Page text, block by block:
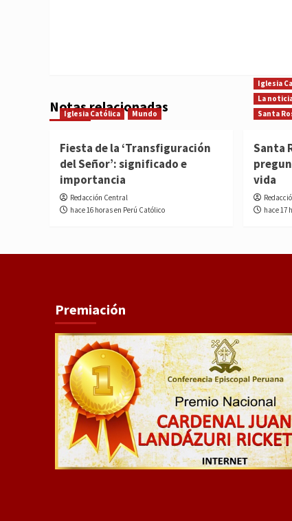
Notas relacionadas
Iglesia Católica Mundo
Fiesta de la ‘Transfiguración
del Señor’: significado e
importancia
Redacción Central
hace 16 horas en Perú Católico
Iglesia
La
Santa
Santa
vida
hace 17
Premiación